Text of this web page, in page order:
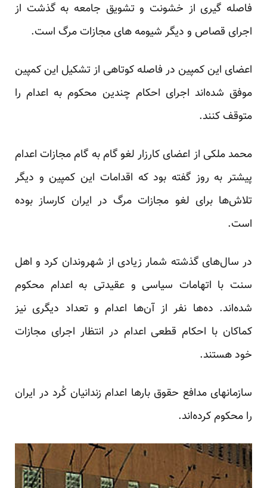
فاصله گیری از خشونت و تشویق جامعه به گذشت از
اجرای قصاص و دیگر شیومه های مجازات مرگ است.
اعضای این کمپین در فاصله کوتاهی از تشکیل این کمپین
موفق شد‌ه‌اند اجرای احکام چندین محکوم به اعدام را
متوقف کنند.
محمد ملکی از اعضای کارزار لغو گام به گام مجازات اعدام
پیشتر به روزگفته بود که اقدامات این کمپین و دیگر
تلاش‌ها برای لغو مجازات مرگ در ایران کارساز بوده
است.
در سال‌های گذشته شمار زیادی از شهروندان کرد و اهل
سنت با اتهامات سیاسی و عقیدتی به اعدام محکوم
شده‌اند. ده‌ها نفر از آن‌ها اعدام و تعداد دیگری نیز
کماکان با احکام قطعی اعدام در انتظار اجرای مجازات
خود هستند.
سازمانهای مدافع حقوق بارها اعدام زندانیان کُرد در ایران
را محکوم کرده‌اند.